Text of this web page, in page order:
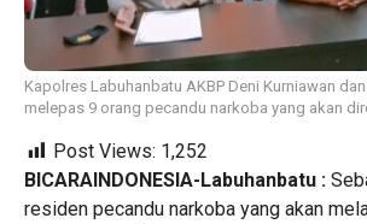
Kapolres Labuhanbatu AKBP Deni Kurniawan
melepas 9 orang pecandu narkoba yang akan
Post Views: 1,252
BICARAINDONESIA-Labuhanbatu :
residen pecandu narkoba yang akan